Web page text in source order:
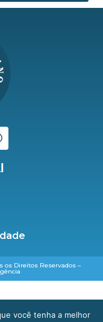
os Direitos Reservados –
você tenha a melhor